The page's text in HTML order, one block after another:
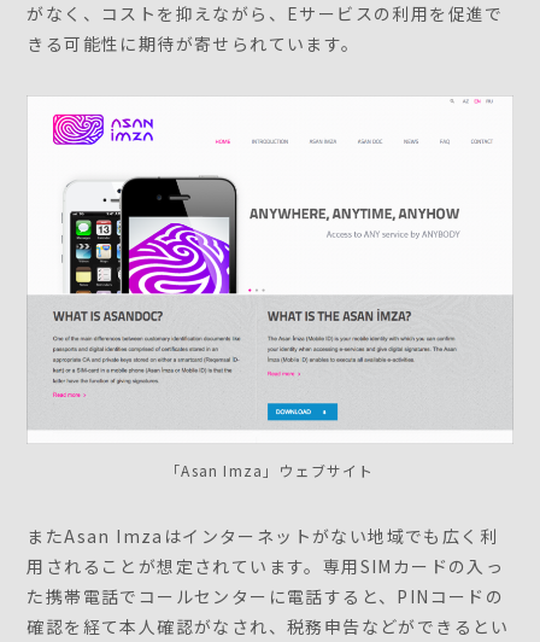
がなく、コストを抑えながら、Eサービスの利用を促進で
きる可能性に期待が寄せられています。
「Asan Imza」ウェブサイト
またAsan Imzaはインターネットがない地域でも広く利
用されることが想定されています。専用SIMカードの入っ
た携帯電話でコールセンターに電話すると、PINコードの
確認を経て本人確認がなされ、税務申告などができるとい